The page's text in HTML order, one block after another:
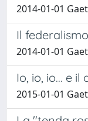
2014-01-01
Il
2014-01-01
Io, io, io... e
2015-01-01